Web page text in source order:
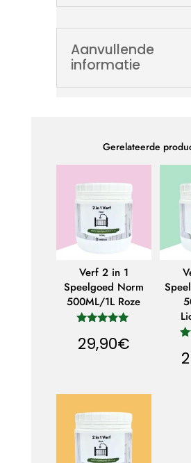
Aanvullende
informatie
Gerelateerde
Verf 2 in 1
Speelgoed Norm
500ML/1L Roze
d
5.00
29,90€